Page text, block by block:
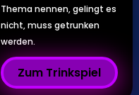
Thema nennen, gelingt es
nicht, muss getrunken
werden.
Zum Trinkspiel